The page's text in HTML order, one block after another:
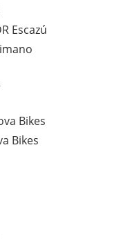
Escazú
Bikes
Bikes